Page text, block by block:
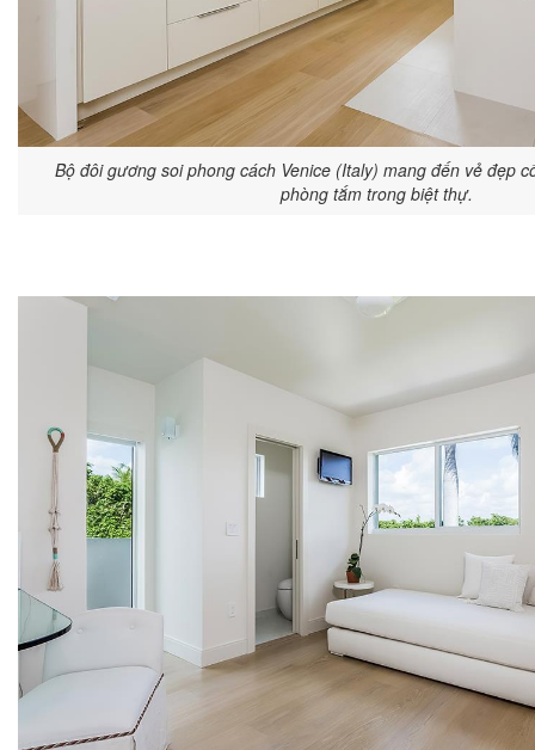
Bộ đôi gương soi phong cách Venice (Italy) mang đến vẻ đẹp
phòng tắm trong biệt thự.